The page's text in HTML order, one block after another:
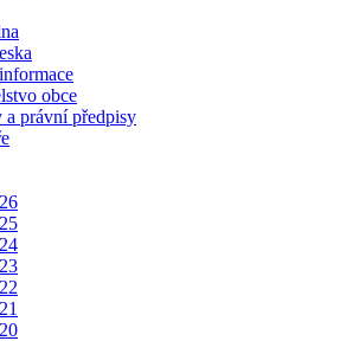
obce
a právní předpisy